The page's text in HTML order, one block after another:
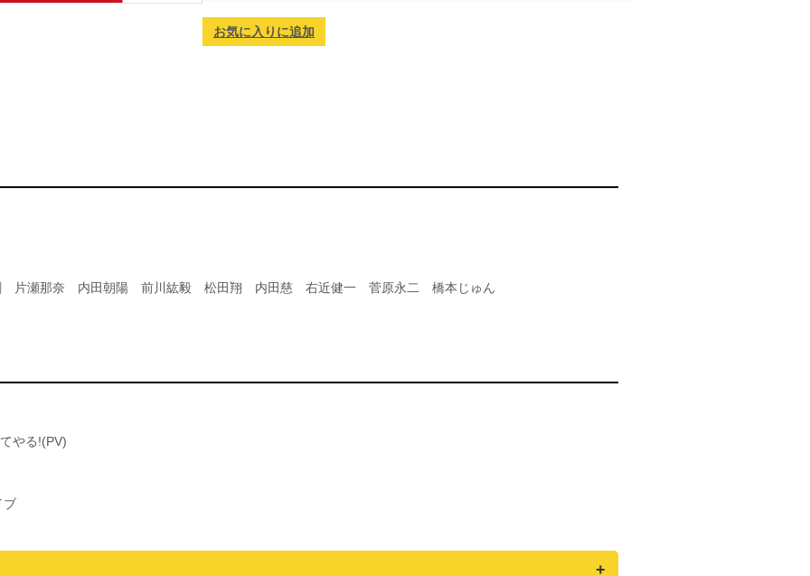
お気に入りに追加
片瀬那奈 内田朝陽 前川紘毅 松田翔 内田慈 右近健一 菅原永二 橋本じゅん
やる!(PV)
ブ